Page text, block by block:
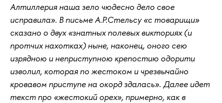
Алтиллерия наша зело чюдесно дело свое
исправила». В письме А.Р.Стельсу «с товарищи»
сказано о двух «знатных полевых викториях (и
протчих нахотках) ныне, наконец, оного сею
изрядною и неприступною крепостию одорити
изволил, которая по жестоком и чрезвычайно
кровавом приступе на окорд здалась». Далее идет
текст про «жестокий орех», примерно, как в